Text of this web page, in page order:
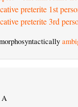
preterite 1st
preterite 3rd
A